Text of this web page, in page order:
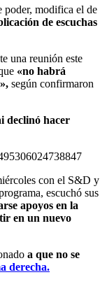
poder, modifica el de
de escuchas
una reunión este
«no habrá
según confirmaron
declinó hacer
con el S&D y
escuchó sus
apoyos en la
en un nuevo
a que no se
derecha.